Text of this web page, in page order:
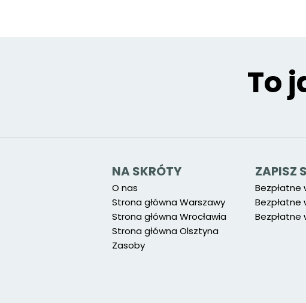
To
NA SKRÓTY
O nas
Strona główna Warszawy
Strona główna Wrocławia
Strona główna Olsztyna
Zasoby
ZAPISZ
Bezpłatne
Bezpłatne
Bezpłatne